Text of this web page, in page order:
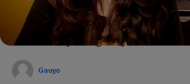
Google Glass:
furor que ya pasó?
Gauyo